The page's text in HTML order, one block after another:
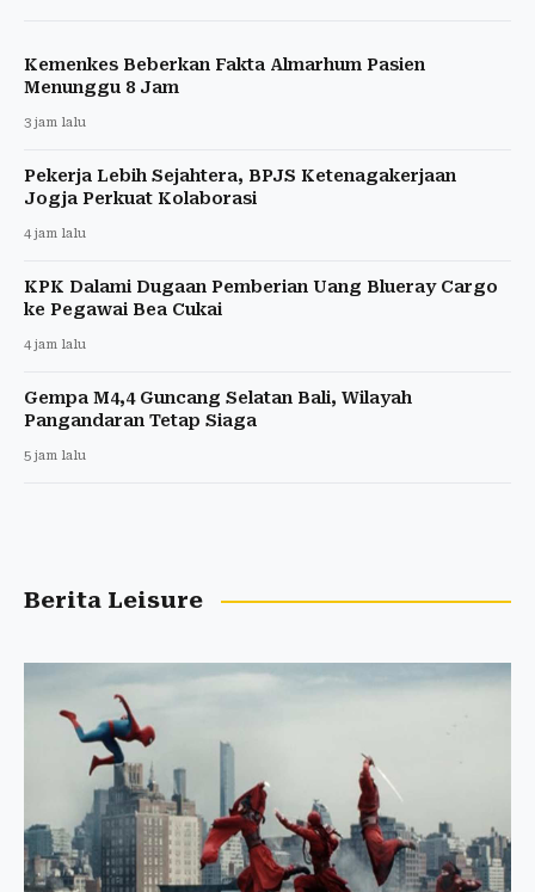
Kemenkes Beberkan Fakta Almarhum Pasien
Menunggu 8 Jam
3 jam lalu
Pekerja Lebih Sejahtera, BPJS Ketenagakerjaan
Jogja Perkuat Kolaborasi
4 jam lalu
KPK Dalami Dugaan Pemberian Uang Blueray Cargo
ke Pegawai Bea Cukai
4 jam lalu
Gempa M4,4 Guncang Selatan Bali, Wilayah
Pangandaran Tetap Siaga
5 jam lalu
Berita Leisure